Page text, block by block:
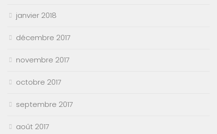
janvier 2018
décembre 2017
novembre 2017
octobre 2017
septembre 2017
août 2017